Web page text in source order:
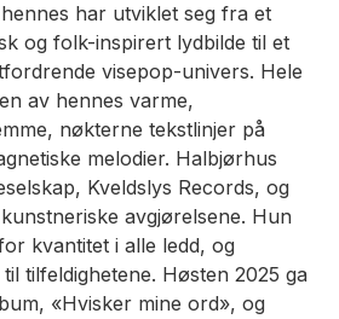
har utviklet seg fra et
og folk-inspirert lydbilde til et
visepop-univers. Hele
av hennes varme,
nøkterne tekstlinjer på
melodier. Halbjørhus
Kveldslys Records, og
avgjørelsene. Hun
kvantitet i alle ledd, og
tilfeldighetene. Høsten 2025 ga
«Hvisker mine ord», og